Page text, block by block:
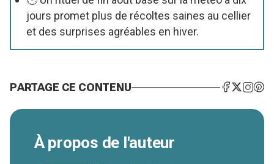
jours promet plus de récoltes saines au cellier
et des surprises agréables en hiver.
PARTAGE CE CONTENU
À propos de l'auteur